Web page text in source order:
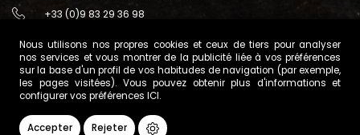
Nous utilisons nos propres cookies et ceux de tiers pour analyser
nos services et vous montrer de la publicité liée à vos préférences
sur la base d'un profil de vos habitudes de navigation (par exemple,
les pages visitées). Vous pouvez obtenir plus d'informations et
configurer vos préférences ICI.
Accepter Rejeter
+33 (0)9 83 29 36 98
78200 Buchelay (Yvelines) France
Contactez-nous
Conditions générales de vente